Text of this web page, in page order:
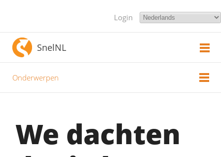
Login
SnelNL
Onderwerpen
We dachten